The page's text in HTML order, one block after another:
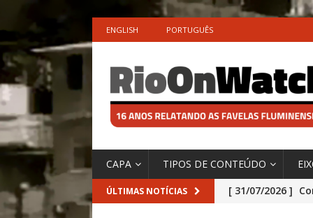
ENGLISH PORTUGUÊS
CAPA TIPOS DE CONTEÚDO
ÚLTIMAS NOTÍCIAS [ 31/07/2026 ]